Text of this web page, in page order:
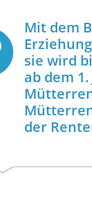
Mit dem
sie wird
ab dem
der